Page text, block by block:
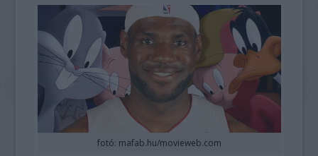
fotó: mafab.hu/movieweb.com